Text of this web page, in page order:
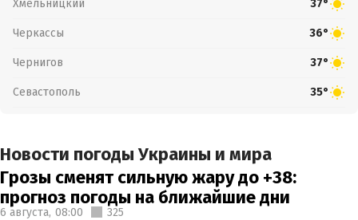
Хмельницкий 37°
Черкассы 36°
Чернигов 37°
Севастополь 35°
Новости погоды Украины и мира
Грозы сменят сильную жару до +38:
прогноз погоды на ближайшие дни
6 августа, 08:00 325